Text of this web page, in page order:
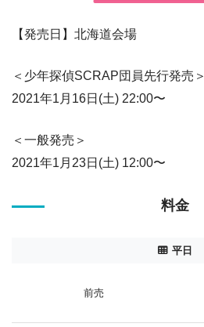
【発売日】北海道会場
＜少年探偵SCRAP団員先行発売＞
2021年1月16日(土) 22:00〜
＜一般発売＞
2021年1月23日(土) 12:00〜
料金
平日
前売